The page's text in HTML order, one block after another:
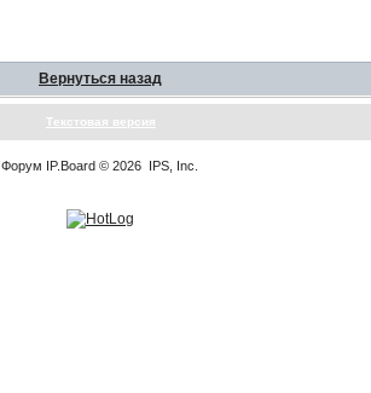
Вернуться назад
Текстовая версия
Форум IP.Board © 2026 IPS, Inc